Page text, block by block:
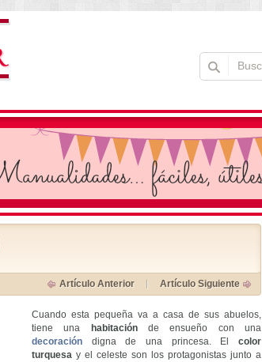
Artículo Anterior Artículo Siguiente
Cuando esta pequeña va a casa de sus abuelos,
tiene una
habitaciónde ensueño con una
decoración digna de una princesa. El color
turquesa y el celeste son los protagonistas junto a